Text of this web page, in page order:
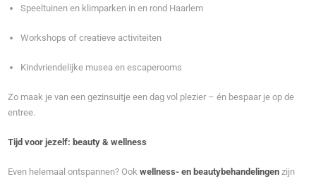
Speeltuinen en klimparken in en rond Haarlem
Workshops of creatieve activiteiten
Kindvriendelijke musea en escaperooms
Zo maak je van een gezinsuitje een dag vol plezier – én bespaar je op de
entree.
Tijd voor jezelf: beauty & wellness
Even helemaal ontspannen? Ookwellness- en beautybehandelingen zijn